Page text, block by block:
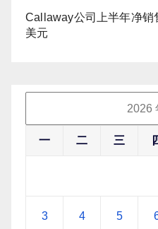
Callaway公司上半年净销
美元
2026
一 二 三
3 4 5